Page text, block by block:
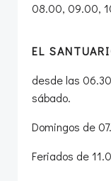
08.00, 09.00,
EL
desde las
sábado.
Domingos de
Feriados de